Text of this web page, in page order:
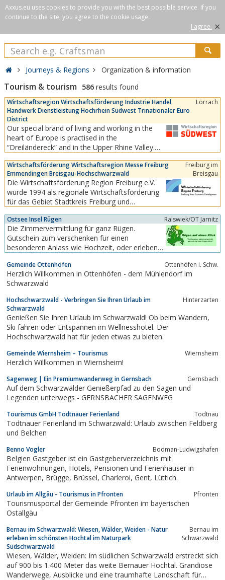
Axxus.eu uses cookies to provide you with the best possible service. If you
continue to the site, you agree to the cookie usage.
I agree. ×
Journeys & Regions Organization & information
Tourism & tourism 586 results found
Wirtschaftsregion Wirtschaftsförderung Industrie Handel
Handwerk Dienstleistung Hochrhein Südwest Trinationaler Euro
District
Lörrach
Our special brand of living and working in the
heart of Europe is practised in the
“Dreiländereck” and in the Upper Rhine Valley.
(“Wirtschaftsregion Südwest”) is directly linked
to the Swiss market and to Alsace in France. It is
a region with a high quality of life, short
distances to two...
Wirtschaftsförderung Wirtschaftsregion Messe Freiburg
Emmendingen Breisgau-Hochschwarzwald
Freiburg im
Breisgau
Die Wirtschaftsförderung Region Freiburg e.V.
wurde 1994 als regionale Wirtschaftsförderung
für das Gebiet Stadtkreis Freiburg und
Emmendingen als eingetragener Verein mit Sitz
in Freiburg in Süddeutschland gegründet.Das
Team der Wirtschaftsförderung Region Freiburg
hat ein offenes Ohr...
Ostsee Insel Rügen Ralswiek/OT Jarnitz
Die Zimmervermittlung für ganz Rügen.
Gutschein zum verschenken für einen
besonderen Anlass wie Hochzeit, oder erleben
eine Fahrt mit dem Quad, Übernachtung und ein
Besuch der Störtebeker - Festspiele in Ralswiek.
Gemeinde Ottenhöfen Ottenhöfen i. Schw.
Herzlich Willkommen in Ottenhöfen - dem Mühlendorf im
Schwarzwald
Hochschwarzwald - Verbringen Sie Ihren Urlaub im
Schwarzwald
Hinterzarten
Genießen Sie Ihren Urlaub im Schwarzwald! Ob beim Wandern,
Ski fahren oder Entspannen im Wellnesshotel. Der
Hochschwarzwald hat für jeden etwas zu bieten.
Gemeinde Wiernsheim – Tourismus Wiernsheim
Herzlich Willkommen in Wiernsheim!
Sagenweg | Ein Premiumwanderweg in Gernsbach Gernsbach
Auf dem Schwarzwälder Genießerpfad zu den Sagen und
Legenden unterwegs - GERNSBACHER SAGENWEG
Tourismus GmbH Todtnauer Ferienland Todtnau
Todtnauer Ferienland im Schwarzwald: Urlaub zwischen Feldberg
und Belchen
Benno Vogler Bodman-Ludwigshafen
Belgien Gastgeber ist ein Gastgeberverzeichnis mit
Ferienwohnungen, Hotels, Pensionen und Ferienhäuser in
Antwerpen, Brügge, Brüssel, Charleroi, Gent, Lüttich.
Urlaub im Allgäu - Tourismus in Pfronten Pfronten
Tourismusportal der Gemeinde Pfronten im bayerischen
Ostallgäu
Bernau im Schwarzwald: Wiesen, Wälder, Weiden - Natur
erleben im schönsten Hochtal im Naturpark
Südschwarzwald
Bernau im
Schwarzwald
Wiesen, Wälder, Weiden: Im südlichen Schwarzwald erstreckt sich
auf 900 bis 1.400 Meter das weite Bernauer Hochtal. Grandiose
Wanderwege, Ausblicke und eine traumhafte Landschaft für